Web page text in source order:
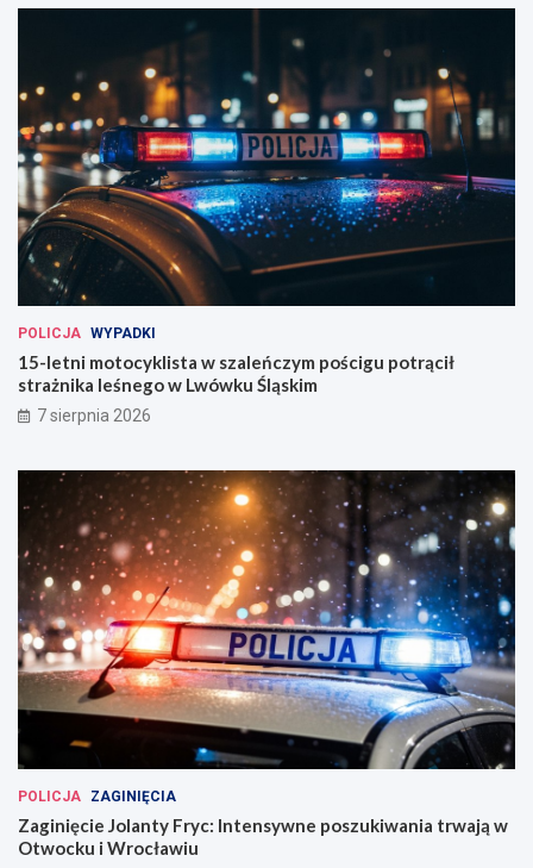
POLICJA WYPADKI
15-letni motocyklista w szaleńczym pościgu potrącił
strażnika leśnego w Lwówku Śląskim
7 sierpnia 2026
POLICJA ZAGINIĘCIA
Zaginięcie Jolanty Fryc: Intensywne poszukiwania trwają w
Otwocku i Wrocławiu